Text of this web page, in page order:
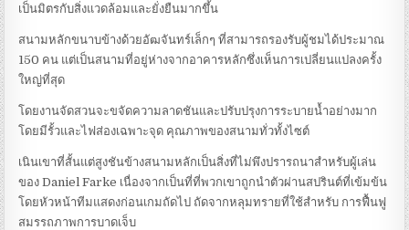
เป็นมิตรกับสิ่งแวดล้อมและยั่งยืนมากขึ้น
สนามหลักขนาบข้างด้วยอัฒจันทร์เล็กๆ ที่สามารถรองรับผู้ชมได้ประมาณ
150 คน แต่เป็นสนามที่อยู่ห่างจากอาคารหลักซึ่งเห็นการเปลี่ยนแปลงครั้ง
ใหญ่ที่สุด
โดยงานจัดสวนจะขจัดความลาดชันและปรับปรุงการระบายน้ำอย่างมาก
โดยมีรั้วและไฟส่องเฉพาะจุด คุณภาพของสนามทั่วทั้งไซต์
เนินเขาที่สั้นแต่สูงชันข้างสนามหลักเป็นสิ่งที่ไม่พึงปรารถนาสำหรับผู้เล่น
ของ Daniel Farke เนื่องจากเป็นที่ที่พวกเขาถูกนำตัวผ่านสปรินต์ที่เข้มข้น
โดยหัวหน้าทีมแสดงก่อนเกมถัดไป ถัดจากหลุมทรายที่ใช้สำหรับ การฟื้นฟู
สมรรถภาพการบาดเจ็บ